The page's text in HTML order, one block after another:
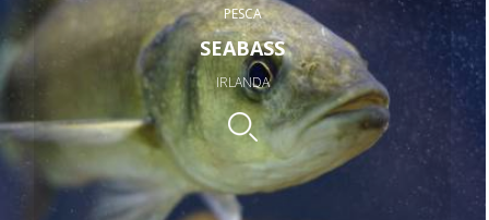
PESCA
SEABASS
IRLANDA